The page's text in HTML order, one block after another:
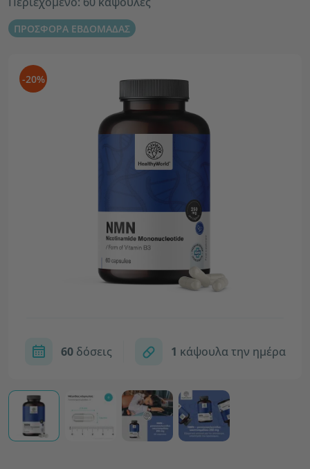
ΠΡΟΣΦΟΡΑ ΕΒΔΟΜΑΔΑΣ
-20%
60δόσεις 1 κάψουλα την ημέρα